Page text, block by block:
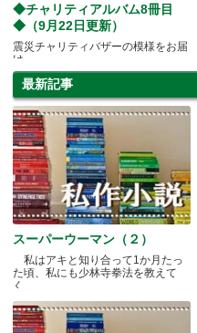
◆チャリティアルバム8冊目
◆（9月22日更新）
震災チャリティバザーの模様をお届
け
最新記事
スーパーウーマン（２）
私はアキと知り合って1か月たっ
た頃、私にも少林寺拳法を教えて
く.....